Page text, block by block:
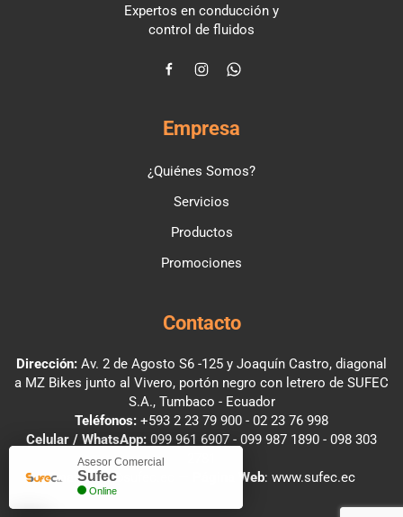
Expertos en conducción y
control de fluidos
Empresa
¿Quiénes Somos?
Servicios
Productos
Promociones
Contacto
Dirección: Av. 2 de Agosto S6 -125 y Joaquín Castro, diagonal
a MZ Bikes junto al Vivero, portón negro con letrero de SUFEC
S.A., Tumbaco - Ecuador
Teléfonos: +593 2 23 79 900 - 02 23 76 998
Celular / WhatsApp: 099 961 6907 - 099 987 1890 - 098 303
Email:info@sufec.ec Página Web: www.sufec.ec
Asesor Comercial
Sufec
Online